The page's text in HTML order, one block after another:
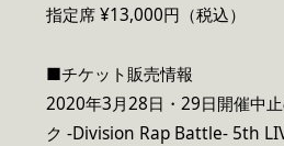
指定席 ¥13,000円（税込）
■チケット販売情報
2020年3月28日・29日開催中
ク -Division Rap Battle- 5th